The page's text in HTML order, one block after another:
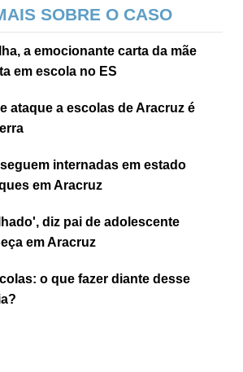
SOBRE O CASO
a emocionante carta da mãe
em escola no ES
ataque a escolas de Aracruz é
internadas em estado
em Aracruz
diz pai de adolescente
em Aracruz
o que fazer diante desse